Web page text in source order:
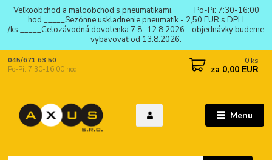
Veľkoobchod a maloobchod s pneumatikami._____Po-Pi: 7:30-16:00
hod._____Sezónne uskladnenie pneumatík - 2,50 EUR s DPH
/ks._____Celozávodná dovolenka 7.8.-12.8.2026 - objednávky budeme
vybavovať od 13.8.2026.
Menu
045/671 63 50
Po-Pi: 7:30-16:00 hod.
0 ks
za 0,00 EUR